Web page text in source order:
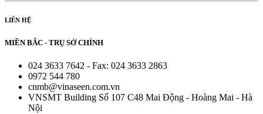
LIÊN HỆ
MIỀN BẮC - TRỤ SỞ CHÍNH
024 3633 7642 - Fax: 024 3633 2863
0972 544 780
cnmb@vinaseen.com.vn
VNSMT Building Số 107 C48 Mai Động - Hoàng Mai - Hà
Nội